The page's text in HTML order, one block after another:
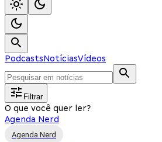
PodcastsNotíciasVídeos
Filtrar
O que você quer ler?
Agenda Nerd
Agenda Nerd